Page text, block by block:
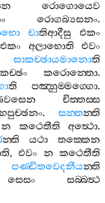
රොගොයෙව
රොගබ්‍යසනං.
චාතිආදීසු
එකං
එකං අලාභොති
එවං
සාකච‍්ඡායමානොති
කරොන‍්තො.
ති පඤ‍්හුම‍්මග‍්ගො.
චිත‍්තස‍්ස
. සන‍්තන‍්ති
න කථෙතීති අත්‍ථො.
න‍්ති යථා
තක‍්කෙන
, එවං න කථෙතීති
පණ‍්ඩිතවෙදනීයන‍්ති
සෙසං
සබ‍්බත්‍ථ